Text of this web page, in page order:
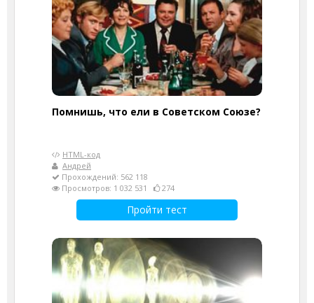
Помнишь, что ели в Советском Союзе?
HTML-код
Андрей
Прохождений: 562 118
Просмотров: 1 032 531
274
Пройти тест